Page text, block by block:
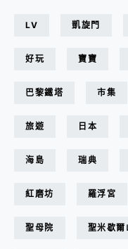
LV 凱旋門
好玩 寶寶
巴黎鐵塔 市集
旅遊 日本
海島 瑞典
紅磨坊 羅浮宮
聖母院 聖米歇爾